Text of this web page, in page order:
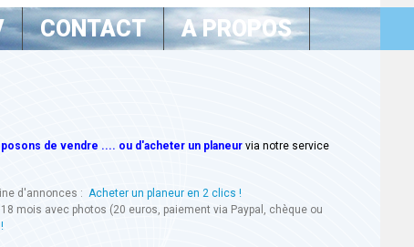
CONTACT A PROPOS
de vendre .... ou d'acheter un planeur via notre service
d'annonces : Acheter un planeur en 2 clics !
mois avec photos (20 euros, paiement via Paypal, chèque ou